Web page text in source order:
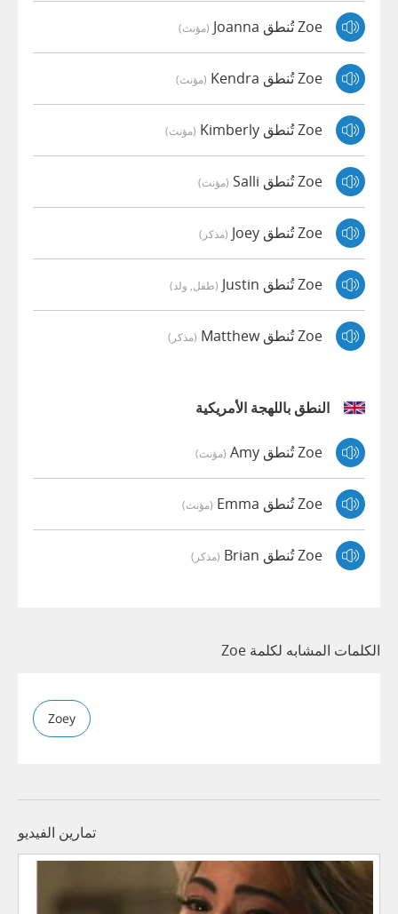
Zoe تُنطق Joanna (مؤنث)
Zoe تُنطق Kendra (مؤنث)
Zoe تُنطق Kimberly (مؤنث)
Zoe تُنطق Salli (مؤنث)
Zoe تُنطق Joey (مذكر)
Zoe تُنطق Justin (طفل, ولد)
Zoe تُنطق Matthew (مذكر)
النطق باللهجة الأمريكية
Zoe تُنطق Amy (مؤنث)
Zoe تُنطق Emma (مؤنث)
Zoe تُنطق Brian (مذكر)
الكلمات المشابه لكلمة Zoe
Zoey
تمارين الفيديو